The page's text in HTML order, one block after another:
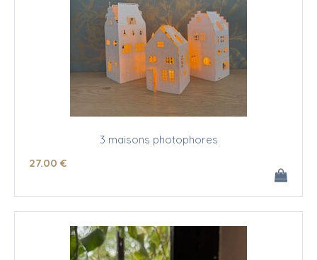
3 maisons photophores
27.00 €